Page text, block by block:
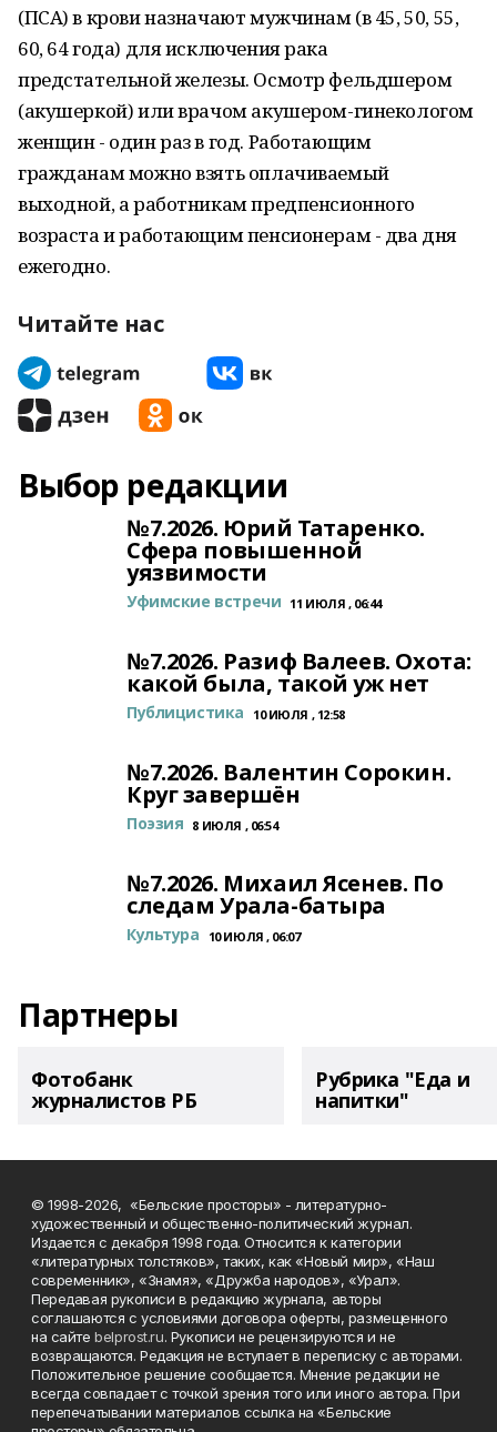
(ПСА) в крови назначают мужчинам (в 45, 50, 55,
60, 64 года) для исключения рака
предстательной железы. Осмотр фельдшером
(акушеркой) или врачом акушером-гинекологом
женщин - один раз в год. Работающим
гражданам можно взять оплачиваемый
выходной, а работникам предпенсионного
возраста и работающим пенсионерам - два дня
ежегодно.
Читайте нас
Выбор редакции
№7.2026. Юрий Татаренко.
Сфера повышенной
уязвимости
Уфимские встречи 11 ИЮЛЯ , 06:44
№7.2026. Разиф Валеев. Охота:
какой была, такой уж нет
Публицистика 10 ИЮЛЯ , 12:58
№7.2026. Валентин Сорокин.
Круг завершён
Поэзия 8 ИЮЛЯ , 06:54
№7.2026. Михаил Ясенев. По
следам Урала-батыра
Культура 10 ИЮЛЯ , 06:07
Партнеры
Фотобанк
журналистов РБ
Рубрика "Еда и
напитки"
© 1998-2026, «Бельские просторы» - литературно-
художественный и общественно-политический журнал.
Издается с декабря 1998 года. Относится к категории
«литературных толстяков», таких, как «Новый мир», «Наш
современник», «Знамя», «Дружба народов», «Урал».
Передавая рукописи в редакцию журнала, авторы
соглашаются с условиями договора оферты, размещенного
на сайтеbelprost.ru. Рукописи не рецензируются и не
возвращаются. Редакция не вступает в переписку с авторами.
Положительное решение сообщается. Мнение редакции не
всегда совпадает с точкой зрения того или иного автора. При
перепечатывании материалов ссылка на «Бельские